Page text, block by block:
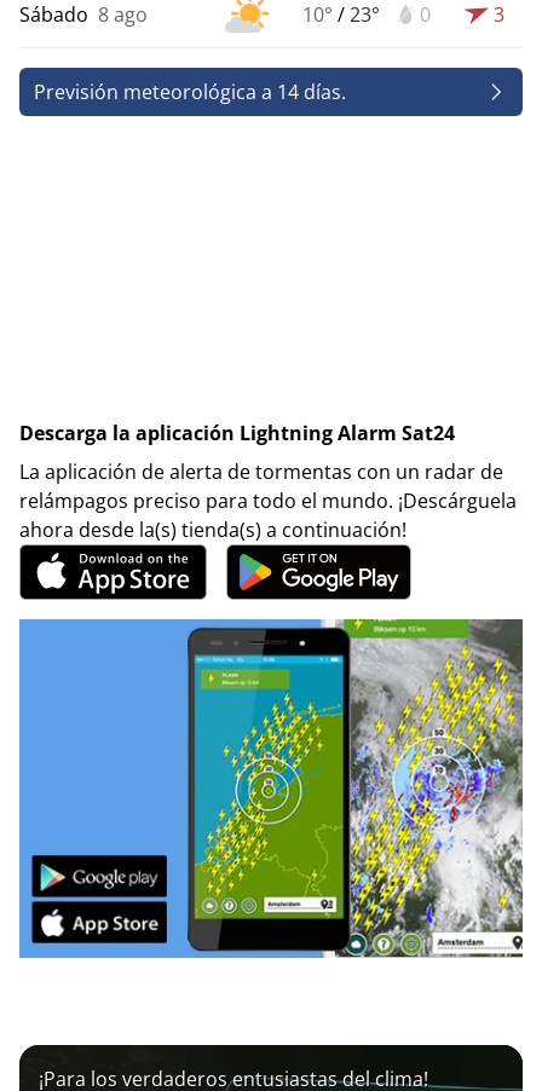
Sábado 8 ago 10° /23° 0 3
Previsión meteorológica a 14 días.
Descarga la aplicación Lightning Alarm Sat24
La aplicación de alerta de tormentas con un radar de
relámpagos preciso para todo el mundo. ¡Descárguela
ahora desde la(s) tienda(s) a continuación!
¡Para los verdaderos entusiastas del clima!